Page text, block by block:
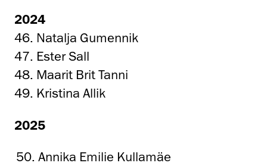
2024
46. Natalja Gumennik
47. Ester Sall
48. Maarit Brit Tanni
49. Kristina Allik
2025
Annika Emilie Kullamäe